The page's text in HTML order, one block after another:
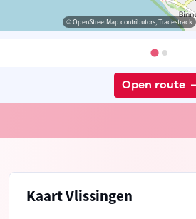
© OpenStreetMap contributors, Tracestrack
Open route
Kaart Vlissingen